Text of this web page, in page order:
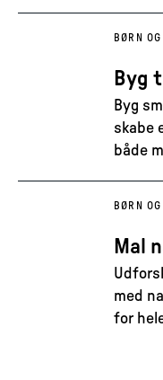
BØRN
Byg
Byg
skabe
både
BØRN
Mal
med
for